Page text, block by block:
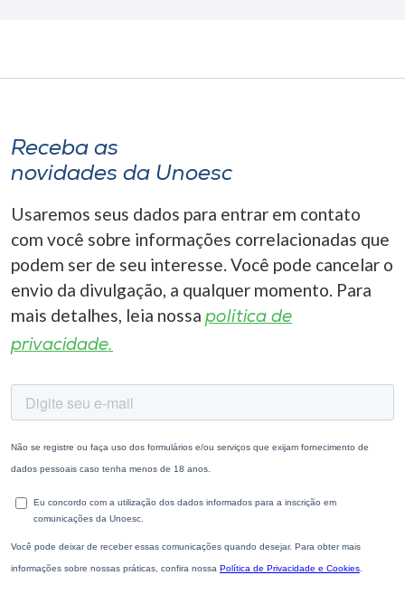
Receba as
novidades da Unoesc
Usaremos seus dados para entrar em contato
com você sobre informações correlacionadas que
podem ser de seu interesse. Você pode cancelar o
envio da divulgação, a qualquer momento. Para
mais detalhes, leia nossa política de
privacidade.